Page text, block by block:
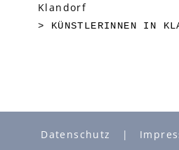
Klandorf
> KÜNSTLERINNEN IN
Datenschutz